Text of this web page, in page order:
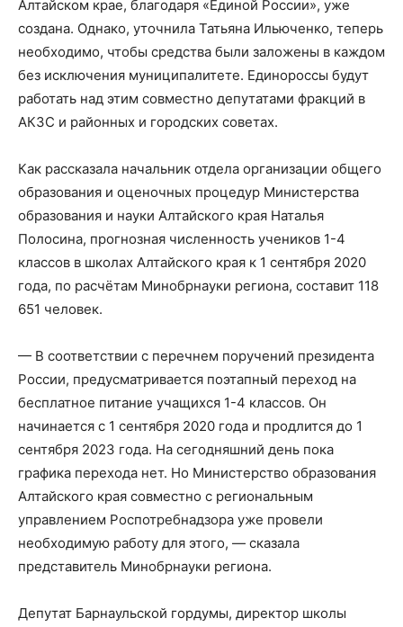
Алтайском крае, благодаря «Единой России», уже
создана. Однако, уточнила Татьяна Ильюченко, теперь
необходимо, чтобы средства были заложены в каждом
без исключения муниципалитете. Единороссы будут
работать над этим совместно депутатами фракций в
АКЗС и районных и городских советах.
Как рассказала начальник отдела организации общего
образования и оценочных процедур Министерства
образования и науки Алтайского края Наталья
Полосина, прогнозная численность учеников 1-4
классов в школах Алтайского края к 1 сентября 2020
года, по расчётам Минобрнауки региона, составит 118
651 человек.
— В соответствии с перечнем поручений президента
России, предусматривается поэтапный переход на
бесплатное питание учащихся 1-4 классов. Он
начинается с 1 сентября 2020 года и продлится до 1
сентября 2023 года. На сегодняшний день пока
графика перехода нет. Но Министерство образования
Алтайского края совместно с региональным
управлением Роспотребнадзора уже провели
необходимую работу для этого, — сказала
представитель Минобрнауки региона.
Депутат Барнаульской гордумы, директор школы